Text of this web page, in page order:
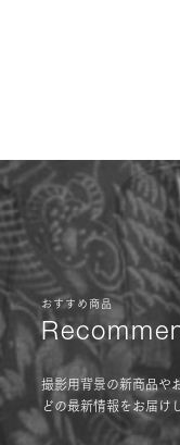
おすすめ商品
撮影用背景の新商品や
どの最新情報をお届け